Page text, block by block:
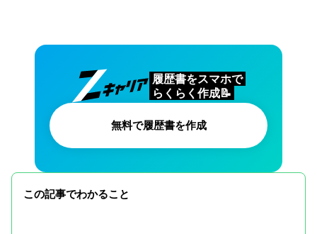
履歴書をスマホで
らくらく作成📝
無料で履歴書を作成
この記事でわかること